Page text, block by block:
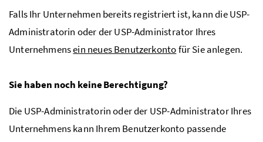
Falls Ihr Unternehmen bereits registriert ist, kann dieUSP-
Administratorin oder derUSP-Administrator Ihres
Unternehmensein neues Benutzerkontofür Sie anlegen.
Sie haben noch keine Berechtigung?
Die USP-Administratorin oder der USP-Administrator Ihres
Unternehmens kann Ihrem Benutzerkonto passende